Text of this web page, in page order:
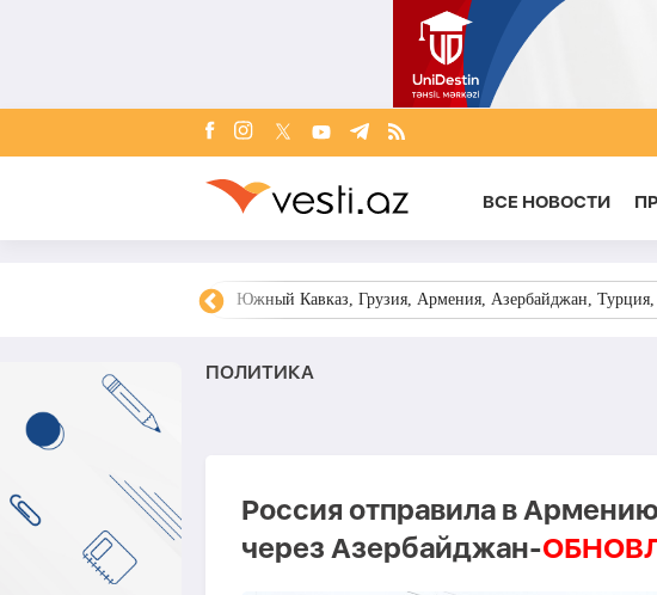
ВСЕ НОВОСТИ
Южный Кавказ, Грузия, Армения, Азербайджан, Турция,
ПОЛИТИКА
Россия отправила в
через Азербайджан-